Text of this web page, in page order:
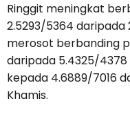
Ringgit meningkat
2.5293/5364 daripada
merosot berbanding
daripada 5.4325/
kepada 4.6889/7016
Khamis.